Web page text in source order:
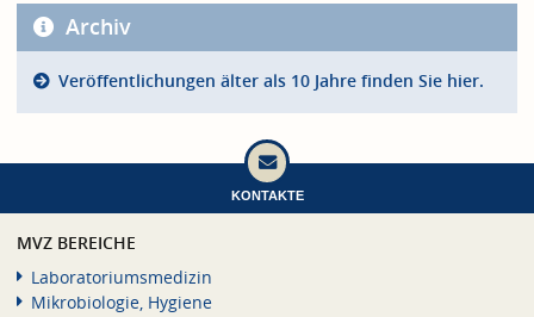
Archiv
Veröffentlichungen älter als 10 Jahre finden Sie hier.
KONTAKTE
MVZ BEREICHE
Laboratoriumsmedizin
Mikrobiologie, Hygiene